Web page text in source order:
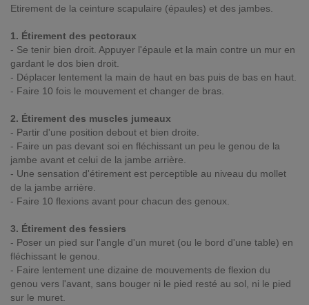
Etirement de la ceinture scapulaire (épaules) et des jambes.
1. Étirement des pectoraux
- Se tenir bien droit. Appuyer l'épaule et la main contre un mur en
gardant le dos bien droit.
- Déplacer lentement la main de haut en bas puis de bas en haut.
- Faire 10 fois le mouvement et changer de bras.
2. Étirement des muscles jumeaux
- Partir d'une position debout et bien droite.
- Faire un pas devant soi en fléchissant un peu le genou de la
jambe avant et celui de la jambe arrière.
- Une sensation d'étirement est perceptible au niveau du mollet
de la jambe arrière.
- Faire 10 flexions avant pour chacun des genoux.
3. Étirement des fessiers
- Poser un pied sur l'angle d'un muret (ou le bord d'une table) en
fléchissant le genou.
- Faire lentement une dizaine de mouvements de flexion du
genou vers l'avant, sans bouger ni le pied resté au sol, ni le pied
sur le muret.